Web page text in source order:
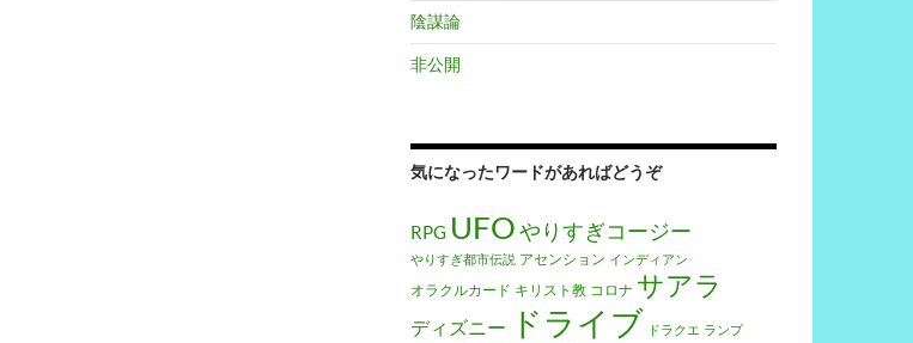
陰謀論
非公開
気になったワードがあればどうぞ
RPG UFOやりすぎコージー
やりすぎ都市伝説 アセンション インディアン
オラクルカード キリスト教 コロナ サアラ
ディズニー ドライブ ドラクエ ランプ